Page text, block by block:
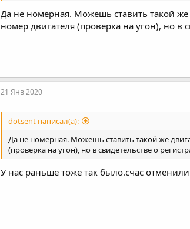
Да не номерная. Можешь ставить такой же
номер двигателя (проверка на угон), но в
21 Янв 2020
dotsent написал(а):
Да не номерная. Можешь ставить такой же
(проверка на угон), но в свидетельстве о
У нас раньше тоже так было.счас